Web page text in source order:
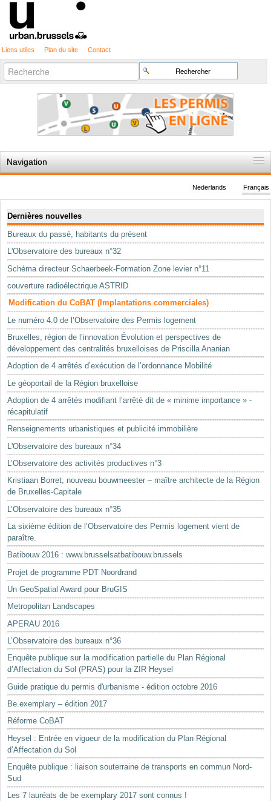
Liens utiles Plan du site Contact
Chercher par
Recherche
avancée…
Navigation
Règles du jeu
Permis d'urbanisme
Cartographie
Etudes et publications
Mots-clés
Renseignements urbanistiques
Français
Nederlands
Dernières nouvelles
Bureaux du passé, habitants du présent
L'Observatoire des bureaux n°32
Schéma directeur Schaerbeek-Formation Zone levier n°11
couverture radioélectrique ASTRID
Modification du CoBAT (Implantations commerciales)
Le numéro 4.0 de l’Observatoire des Permis logement
Bruxelles, région de l’innovation Évolution et perspectives de
développement des centralités bruxelloises de Priscilla Ananian
Adoption de 4 arrêtés d’exécution de l’ordonnance Mobilité
Le géoportail de la Région bruxelloise
Adoption de 4 arrêtés modifiant l’arrêté dit de « minime importance » -
récapitulatif
Renseignements urbanistiques et publicité immobilière
L'Observatoire des bureaux n°34
L’Observatoire des activités productives n°3
Kristiaan Borret, nouveau bouwmeester – maître architecte de la Région
de Bruxelles-Capitale
L’Observatoire des bureaux n°35
La sixième édition de l’Observatoire des Permis logement vient de
paraître.
Batibouw 2016 : www.brusselsatbatibouw.brussels
Projet de programme PDT Noordrand
Un GeoSpatial Award pour BruGIS
Metropolitan Landscapes
APERAU 2016
L’Observatoire des bureaux n°36
Enquête publique sur la modification partielle du Plan Régional
d’Affectation du Sol (PRAS) pour la ZIR Heysel
Guide pratique du permis d'urbanisme - édition octobre 2016
Be.exemplary – édition 2017
Réforme CoBAT
Heysel : Entrée en vigueur de la modification du Plan Régional
d’Affectation du Sol
Enquête publique : liaison souterraine de transports en commun Nord-
Sud
Les 7 lauréats de be exemplary 2017 sont connus !